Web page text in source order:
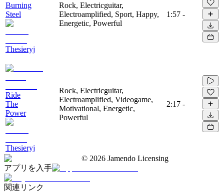
Burning
Steel
Thesieryj
Rock, Electricguitar,
Electroamplified, Sport, Happy,
Energetic, Powerful
1:57 -
Ride
The
Power
Thesieryj
Rock, Electricguitar,
Electroamplified, Videogame,
Motivational, Energetic,
Powerful
2:17 -
© 2026 Jamendo Licensing
アプリを入手
関連リンク